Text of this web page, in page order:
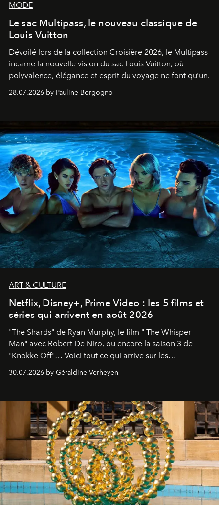
MODE
Le sac Multipass, le nouveau classique de
Louis Vuitton
Dévoilé lors de la collection Croisière 2026, le Multipass
incarne la nouvelle vision du sac Louis Vuitton, où
polyvalence, élégance et esprit du voyage ne font qu'un.
28.07.2026 by Pauline Borgogno
ART & CULTURE
Netflix, Disney+, Prime Video : les 5 films et
séries qui arrivent en août 2026
"The Shards" de Ryan Murphy, le film " The Whisper
Man" avec Robert De Niro, ou encore la saison 3 de
"Knokke Off"… Voici tout ce qui arrive sur les
plateformes de streaming en août 2026.
30.07.2026 by Géraldine Verheyen